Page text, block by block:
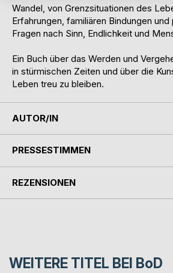
Wandel, von Grenzsituationen des
Erfahrungen, familiären Bindungen
Fragen nach Sinn, Endlichkeit und
Ein Buch über das Werden und
in stürmischen Zeiten und über die
Leben treu zu bleiben.
AUTOR/IN
PRESSESTIMMEN
REZENSIONEN
WEITERE TITEL BEI BoD